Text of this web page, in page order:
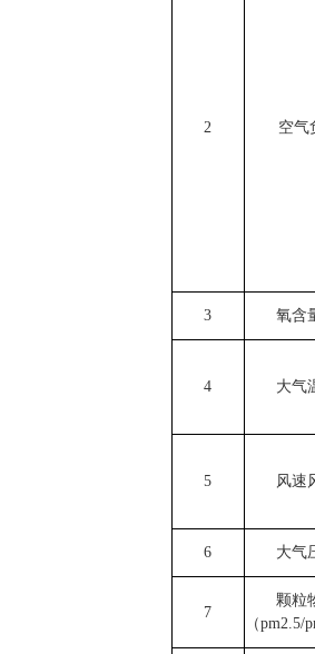
2 空气
3 氧含
4 大气
5 风速
6 大气
7
颗粒
（pm2.5/